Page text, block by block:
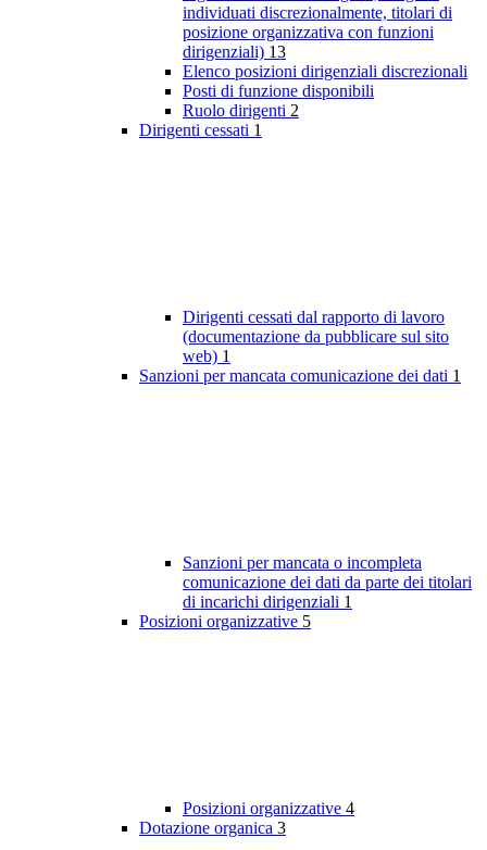
individuati discrezionalmente, titolari di
posizione organizzativa con funzioni
dirigenziali) 13
Elenco posizioni dirigenziali discrezionali
Posti di funzione disponibili
Ruolo dirigenti 2
Dirigenti cessati 1
Dirigenti cessati dal rapporto di lavoro
(documentazione da pubblicare sul sito
web) 1
Sanzioni per mancata comunicazione dei dati 1
Sanzioni per mancata o incompleta
comunicazione dei dati da parte dei titolari
di incarichi dirigenziali 1
Posizioni organizzative 5
Posizioni organizzative 4
Dotazione organica 3